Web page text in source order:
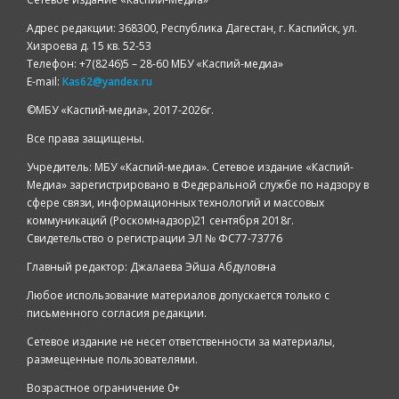
Адрес редакции: 368300, Республика Дагестан, г. Каспийск, ул.
Хизроева д. 15 кв. 52-53
Телефон: +7(8246)5 – 28-60 МБУ «Каспий-медиа»
E-mail: Kas62@yandex.ru
©️МБУ «Каспий-медиа», 2017-2026г.
Все права защищены.
Учредитель: МБУ «Каспий-медиа». Сетевое издание «Каспий-
Медиа» зарегистрировано в Федеральной службе по надзору в
сфере связи, информационных технологий и массовых
коммуникаций (Роскомнадзор)21 сентября 2018г.
Свидетельство о регистрации ЭЛ № ФС77-73776
Главный редактор: Джалаева Эйша Абдуловна
Любое использование материалов допускается только с
письменного согласия редакции.
Сетевое издание не несет ответственности за материалы,
размещенные пользователями.
Возрастное ограничение 0+